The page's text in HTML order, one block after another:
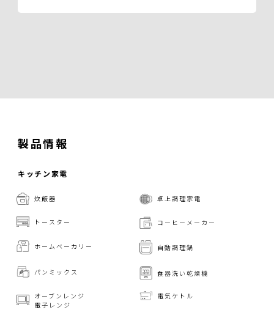
製品情報
キッチン家電
炊飯器 卓上調理家電
トースター コーヒーメーカー
ホームベーカリー 自動調理鍋
パンミックス 食器洗い乾燥機
オーブンレンジ
電子レンジ
電気ケトル